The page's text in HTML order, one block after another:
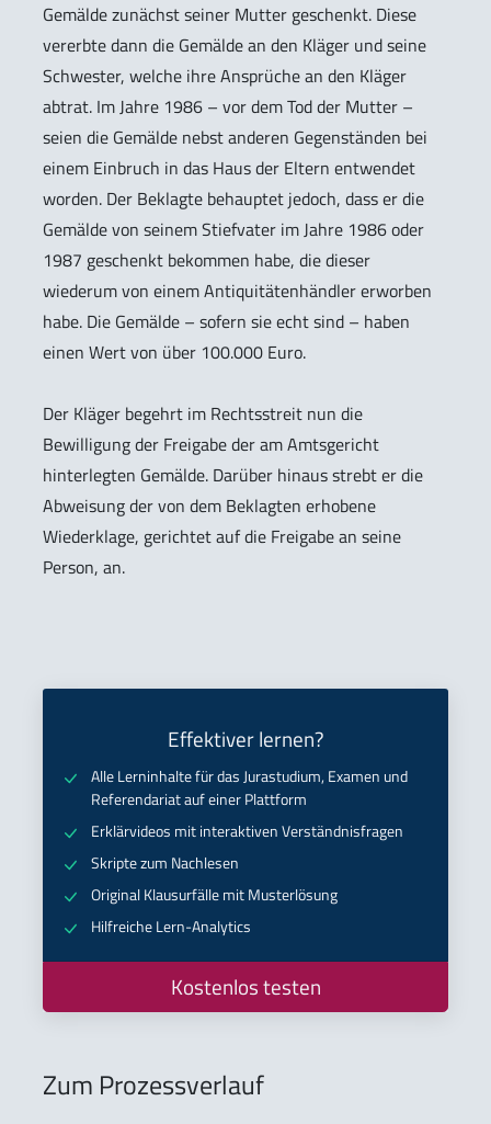
Gemälde zunächst seiner Mutter geschenkt. Diese
vererbte dann die Gemälde an den Kläger und seine
Schwester, welche ihre Ansprüche an den Kläger
abtrat. Im Jahre 1986 – vor dem Tod der Mutter –
seien die Gemälde nebst anderen Gegenständen bei
einem Einbruch in das Haus der Eltern entwendet
worden. Der Beklagte behauptet jedoch, dass er die
Gemälde von seinem Stiefvater im Jahre 1986 oder
1987 geschenkt bekommen habe, die dieser
wiederum von einem Antiquitätenhändler erworben
habe. Die Gemälde – sofern sie echt sind – haben
einen Wert von über 100.000 Euro.
Der Kläger begehrt im Rechtsstreit nun die
Bewilligung der Freigabe der am Amtsgericht
hinterlegten Gemälde. Darüber hinaus strebt er die
Abweisung der von dem Beklagten erhobene
Wiederklage, gerichtet auf die Freigabe an seine
Person, an.
Effektiver lernen?
Alle Lerninhalte für das Jurastudium, Examen und
Referendariat auf einer Plattform
Erklärvideos mit interaktiven Verständnisfragen
Skripte zum Nachlesen
Original Klausurfälle mit Musterlösung
Hilfreiche Lern-Analytics
Kostenlos testen
Zum Prozessverlauf